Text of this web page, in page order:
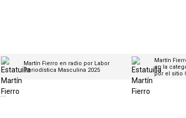
Martín Fierro en radio por Labor
Periodística Masculina 2025
Martín
en la
por el sitio